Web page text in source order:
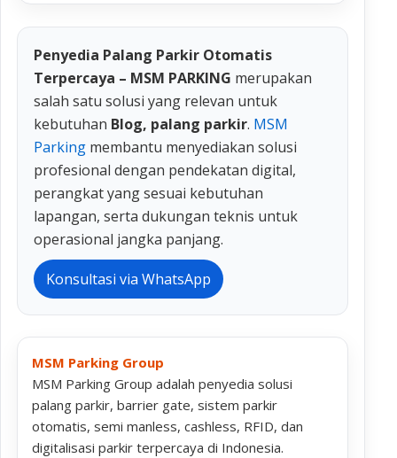
Penyedia Palang Parkir Otomatis
Terpercaya – MSM PARKING merupakan
salah satu solusi yang relevan untuk
kebutuhan Blog, palang parkir. MSM
Parking membantu menyediakan solusi
profesional dengan pendekatan digital,
perangkat yang sesuai kebutuhan
lapangan, serta dukungan teknis untuk
operasional jangka panjang.
Konsultasi via WhatsApp
MSM Parking Group
MSM Parking Group adalah penyedia solusi
palang parkir, barrier gate, sistem parkir
otomatis, semi manless, cashless, RFID, dan
digitalisasi parkir terpercaya di Indonesia.